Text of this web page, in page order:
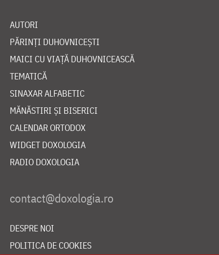
AUTORI
PĂRINȚI DUHOVNICEȘTI
MAICI CU VIAȚĂ DUHOVNICEASCĂ
TEMATICĂ
SINAXAR ALFABETIC
MĂNĂSTIRI ȘI BISERICI
CALENDAR ORTODOX
WIDGET DOXOLOGIA
RADIO DOXOLOGIA
DESPRE NOI
POLITICA DE COOKIES